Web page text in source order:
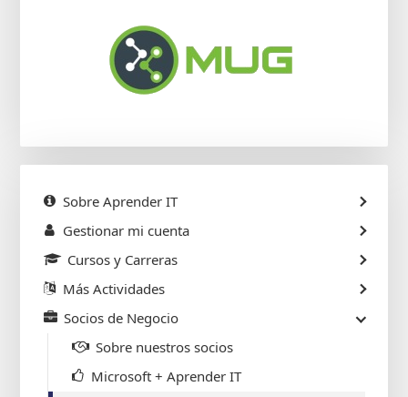
Sobre Aprender IT
Gestionar mi cuenta
Cursos y Carreras
Más Actividades
Socios de Negocio
Sobre nuestros socios
Microsoft + Aprender IT